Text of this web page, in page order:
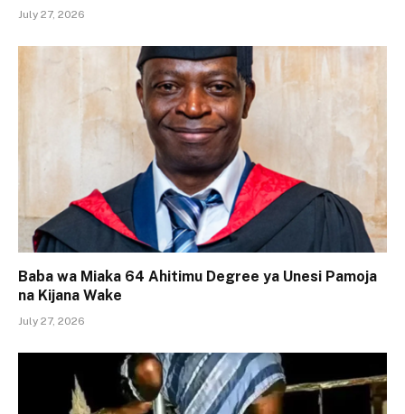
July 27, 2026
Baba wa Miaka 64 Ahitimu Degree ya Unesi Pamoja
na Kijana Wake
July 27, 2026